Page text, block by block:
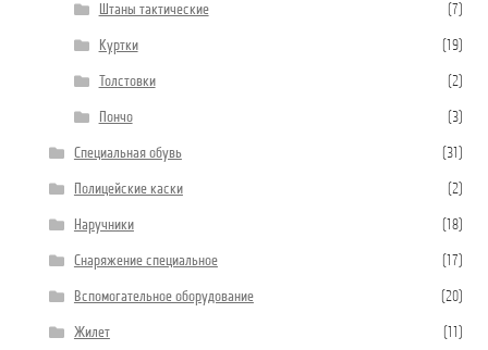
Штаны тактические (7)
Куртки (19)
Толстовки (2)
Пончо (3)
Специальная обувь (31)
Полицейские каски (2)
Наручники (18)
Снаряжение специальное (17)
Вспомогательное оборудование (20)
Жилет (11)